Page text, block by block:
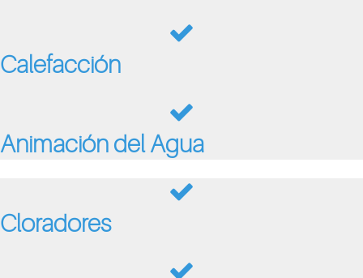
Calefacción
Animación del Agua
Cloradores